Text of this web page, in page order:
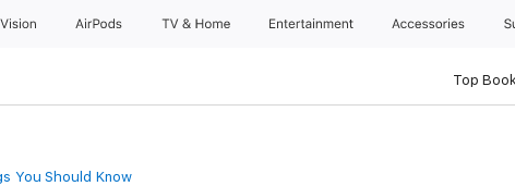
Vision AirPods TV & Home Entertainment Accessories
Top
You Should Know